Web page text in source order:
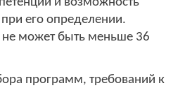
и возможность
его определении.
не может быть меньше 36
программ, требований к